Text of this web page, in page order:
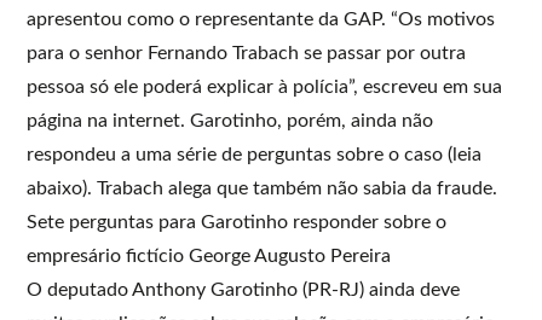
apresentou como o representante da GAP. “Os motivos
para o senhor Fernando Trabach se passar por outra
pessoa só ele poderá explicar à polícia”, escreveu em sua
página na internet. Garotinho, porém, ainda não
respondeu a uma série de perguntas sobre o caso (leia
abaixo). Trabach alega que também não sabia da fraude.
Sete perguntas para Garotinho responder sobre o
empresário fictício George Augusto Pereira
O deputado Anthony Garotinho (PR-RJ) ainda deve